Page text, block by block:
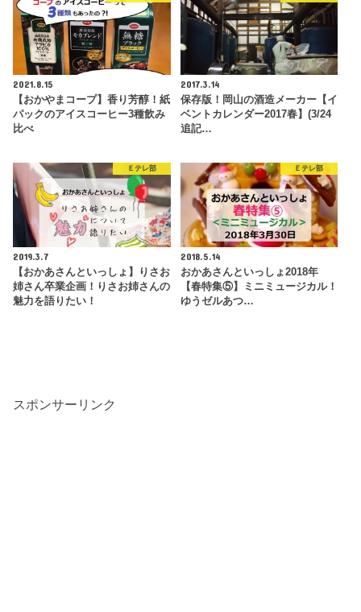
2021.8.15
【おかやまコープ】香り芳醇！紙
パックのアイスコーヒー3種飲み
比べ
2017.3.14
保存版！岡山の酒造メーカー【イ
ベントカレンダー2017春】(3/24
追記…
Ｅテレ部
2019.3.7
【おかあさんといっしょ】りさお
姉さん卒業企画！りさお姉さんの
魅力を語りたい！
Ｅテレ部
2018.5.14
おかあさんといっしょ2018年
【春特集⑤】ミニミュージカル！
ゆうゼルあつ…
スポンサーリンク